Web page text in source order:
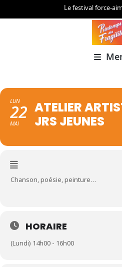
Le festival force-
LUN
22
MAI
ATELIER
JRS JEUNES
Chanson, poésie, peinture…
HORAIRE
(Lundi) 14h00 - 16h00